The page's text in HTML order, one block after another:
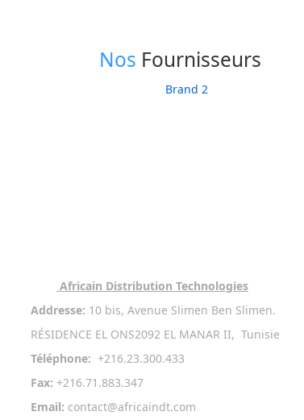
Nos Fournisseurs
Africain Distribution Technologies
Addresse: 10 bis, Avenue Slimen Ben Slimen.
RÉSIDENCE EL ONS2092 EL MANAR II, Tunisie
Téléphone: +216.23.300.433
Fax: +216.71.883.347
Email: contact@africaindt.com